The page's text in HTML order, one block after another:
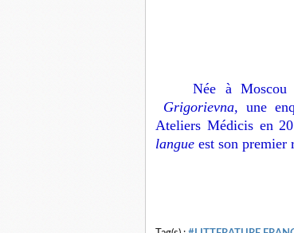
Née à Moscou
Grigorievna, une
Ateliers Médicis en
langue est son premier